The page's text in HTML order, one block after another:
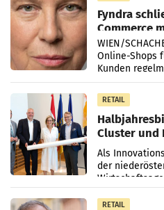
Fyndra
Commerce
den Online-
WIEN/
Online-Shops
Kunden
und in der
Einkäufen. Um
RETAIL
Cluster und
Als
der
und
RETAIL